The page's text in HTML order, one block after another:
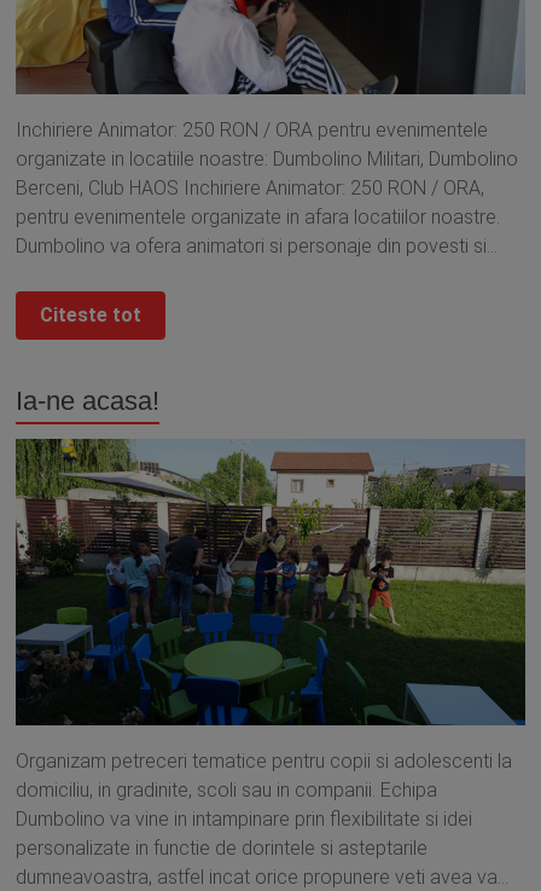
Inchiriere Animator: 250 RON / ORA pentru evenimentele
organizate in locatiile noastre: Dumbolino Militari, Dumbolino
Berceni, Club HAOS Inchiriere Animator: 250 RON / ORA,
pentru evenimentele organizate in afara locatiilor noastre.
Dumbolino va ofera animatori si personaje din povesti si...
Citeste tot
Ia-ne acasa!
Organizam petreceri tematice pentru copii si adolescenti la
domiciliu, in gradinite, scoli sau in companii. Echipa
Dumbolino va vine in intampinare prin flexibilitate si idei
personalizate in functie de dorintele si asteptarile
dumneavoastra, astfel incat orice propunere veti avea va...